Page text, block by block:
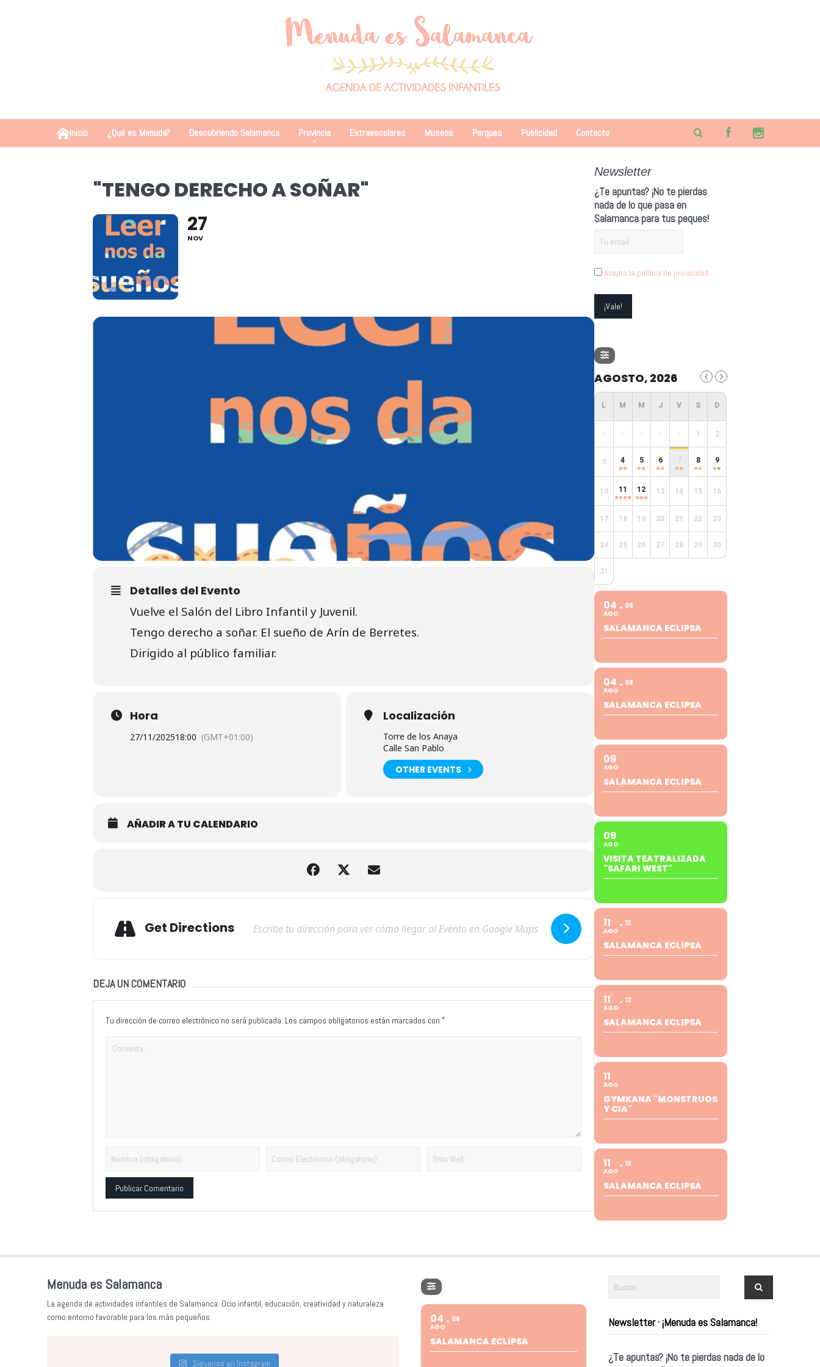
Inicio ¿Qué es Menuda? Descubriendo Salamanca Provincia Extraescolares Museos Parques Publicidad Contacto
"TENGO DERECHO A SOÑAR"
27
NOV
Detalles del Evento
Vuelve el Salón del Libro Infantil y Juvenil.
Tengo derecho a soñar. El sueño de Arín de Berretes.
Dirigido al público familiar.
Hora
27/11/202518:00 (GMT+01:00)
Localización
Torre de los Anaya
Calle San Pablo
OTHER EVENTS
AÑADIR A TU CALENDARIO
Get Directions
DEJA UN COMENTARIO
Tu dirección de correo electrónico no será publicada. Los campos obligatorios están marcados con *
Newsletter
¿Te apuntas? ¡No te pierdas
nada de lo que pasa en
Salamanca para tus peques!
Acepto la política de privacidad
AGOSTO, 2026
- - - - - 1 2
3 4 5 6 7 8 9
10 11 12 13 14 15 16
17 18 19 20 21 22 23
24 25 26 27 28 29 30
31
04
AGO
08
SALAMANCA ECLIPSA
04
AGO
08
SALAMANCA ECLIPSA
09
AGO
SALAMANCA ECLIPSA
09
AGO
VISITA TEATRALIZADA
"SAFARI WEST"
11
AGO
12
SALAMANCA ECLIPSA
11
AGO
12
SALAMANCA ECLIPSA
11
AGO
GYMKANA "MONSTRUOS
Y CIA"
11
AGO
12
SALAMANCA ECLIPSA
Menuda es Salamanca
La agenda de actividades infantiles de Salamanca. Ocio infantil, educación, creatividad y naturaleza
como entorno favorable para los más pequeños.
Síguenos en Instagram
04
AGO
08
SALAMANCA ECLIPSA
Newsletter · ¡Menuda es Salamanca!
¿Te apuntas? ¡No te pierdas nada de lo